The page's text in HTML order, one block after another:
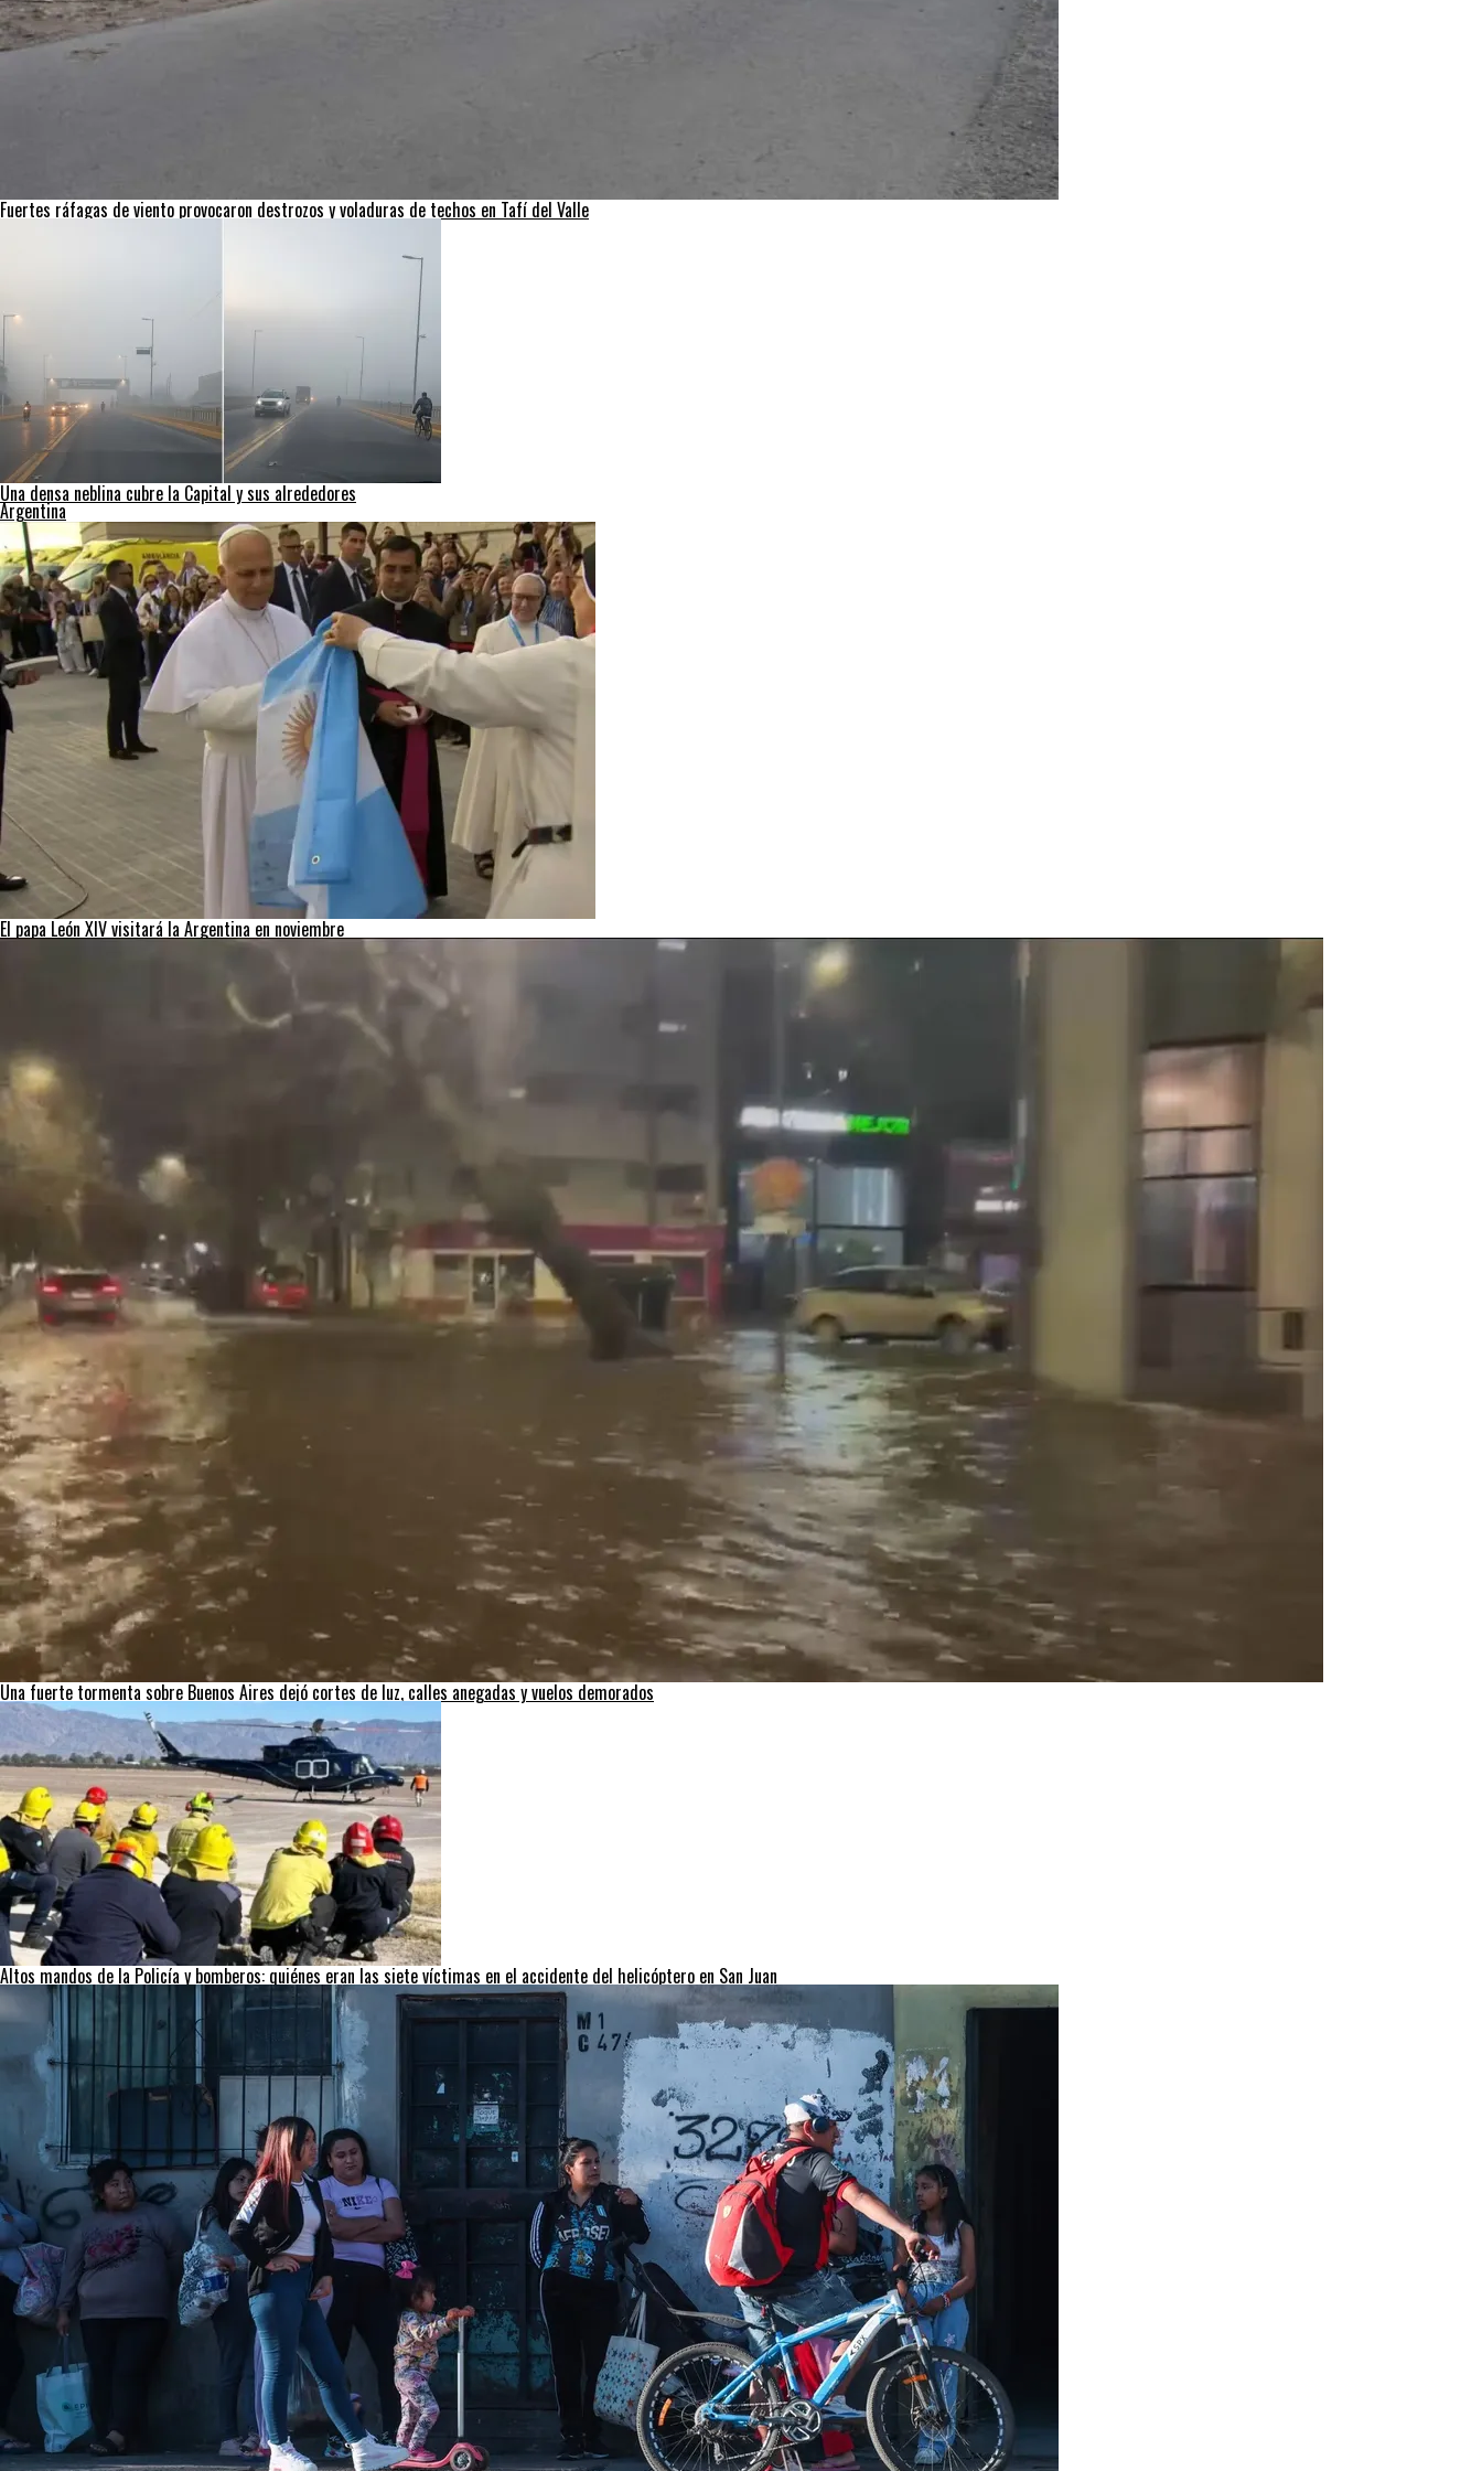
Fuertes ráfagas de viento provocaron destrozos y voladuras de techos en Tafí del Valle
Una densa neblina cubre la Capital y sus alrededores
Argentina
El papa León XIV visitará la Argentina en noviembre
Una fuerte tormenta sobre Buenos Aires dejó cortes de luz, calles anegadas y vuelos demorados
Altos mandos de la Policía y bomberos: quiénes eran las siete víctimas en el accidente del helicóptero en San Juan